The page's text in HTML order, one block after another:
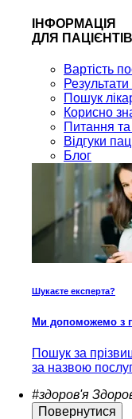
ІНФОРМАЦІЯ
ДЛЯ ПАЦІЄНТІВ
Вартість
Пошук
Корисно
Питання та
Відгуки
Блог
Шукаєте експерта?
Ми допоможемо з
Пошук за
за назвою
#здоров'я
Повернутися